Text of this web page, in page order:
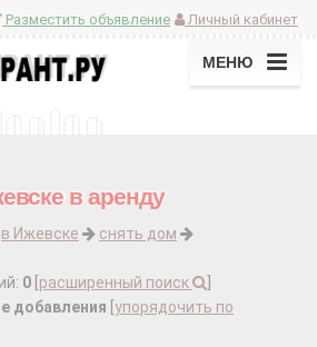
Личный кабинет
Разместить объявление
МЕНЮ
в аренду
в Ижевске снять дом
0 расширенный поиск
добавления упорядочить по